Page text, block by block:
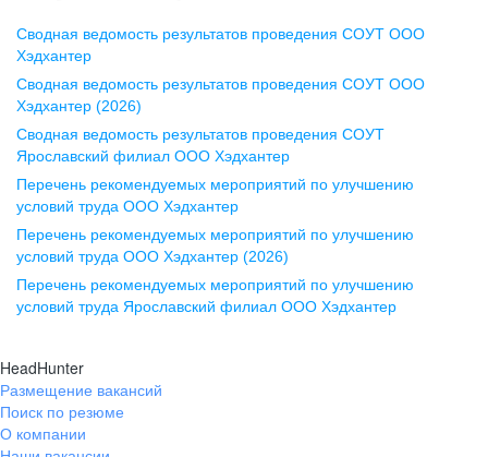
Воронеж
ул. Комиссаржевской, д. 10,
офис 1212
+7 473 280-05-05
pr@vrn.hh.ru
ул. Спартаковская, д. 2А, этаж 3,
помещение 15
+7 843 212-12-50
Екатеринбург
ул. Боевых Дружин, стр. 20,
Сводная ведомость результатов проведения СОУТ ООО
Хэдхантер
Сводная ведомость результатов проведения СОУТ ООО
Хэдхантер (2026)
Сводная ведомость результатов проведения СОУТ
Ярославский филиал ООО Хэдхантер
Перечень рекомендуемых мероприятий по улучшению
условий труда ООО Хэдхантер
Перечень рекомендуемых мероприятий по улучшению
условий труда ООО Хэдхантер (2026)
Перечень рекомендуемых мероприятий по улучшению
условий труда Ярославский филиал ООО Хэдхантер
HeadHunter
Размещение вакансий
Поиск по резюме
О компании